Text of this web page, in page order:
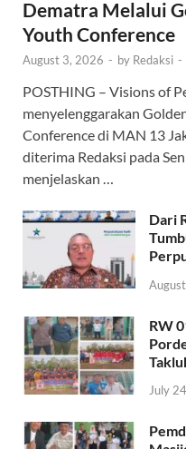
Dematra Melalui
Youth Conference
August 3, 2026 - by Redaksi -
POSTHING – Visions of
menyelenggarakan
Conference di MAN 13
diterima Redaksi pada
menjelaskan …
Dari
RW
July